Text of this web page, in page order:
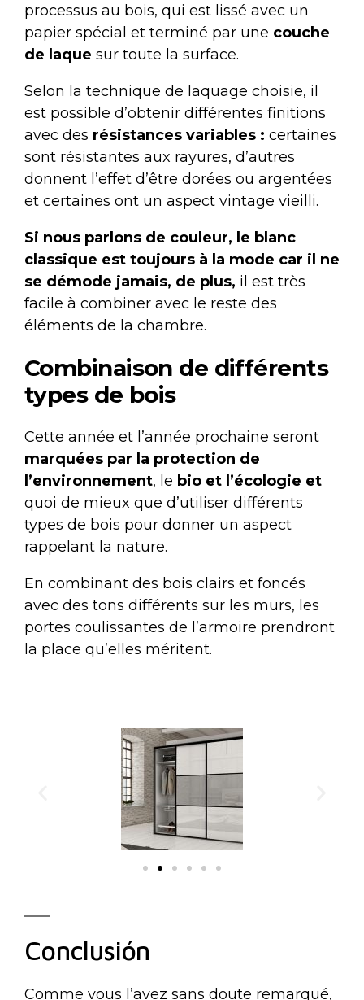
processus au bois, qui est lissé avec un
papier spécial et terminé par une couche
de laque sur toute la surface.
Selon la technique de laquage choisie, il
est possible d’obtenir différentes finitions
avec des résistances variables : certaines
sont résistantes aux rayures, d’autres
donnent l’effet d’être dorées ou argentées
et certaines ont un aspect vintage vieilli.
Si nous parlons de couleur, le blanc
classique est toujours à la mode car il ne
se démode jamais, de plus, il est très
facile à combiner avec le reste des
éléments de la chambre.
Combinaison de différents
types de bois
Cette année et l’année prochaine seront
marquées par la protection de
l’environnement, le bio et l’écologie et
quoi de mieux que d’utiliser différents
types de bois pour donner un aspect
rappelant la nature.
En combinant des bois clairs et foncés
avec des tons différents sur les murs, les
portes coulissantes de l’armoire prendront
la place qu’elles méritent.
Conclusión
Comme vous l’avez sans doute remarqué,